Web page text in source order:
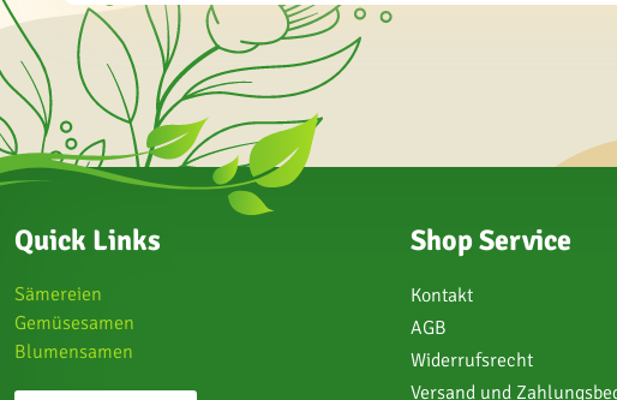
Quick Links
Sämereien
Gemüsesamen
Blumensamen
Shop Service
Kontakt
AGB
Widerrufsrecht
Versand und